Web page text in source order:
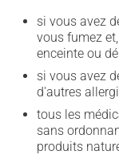
si vous avez
vous fumez
enceinte ou
si vous avez
d'autres
tous les
sans
produits